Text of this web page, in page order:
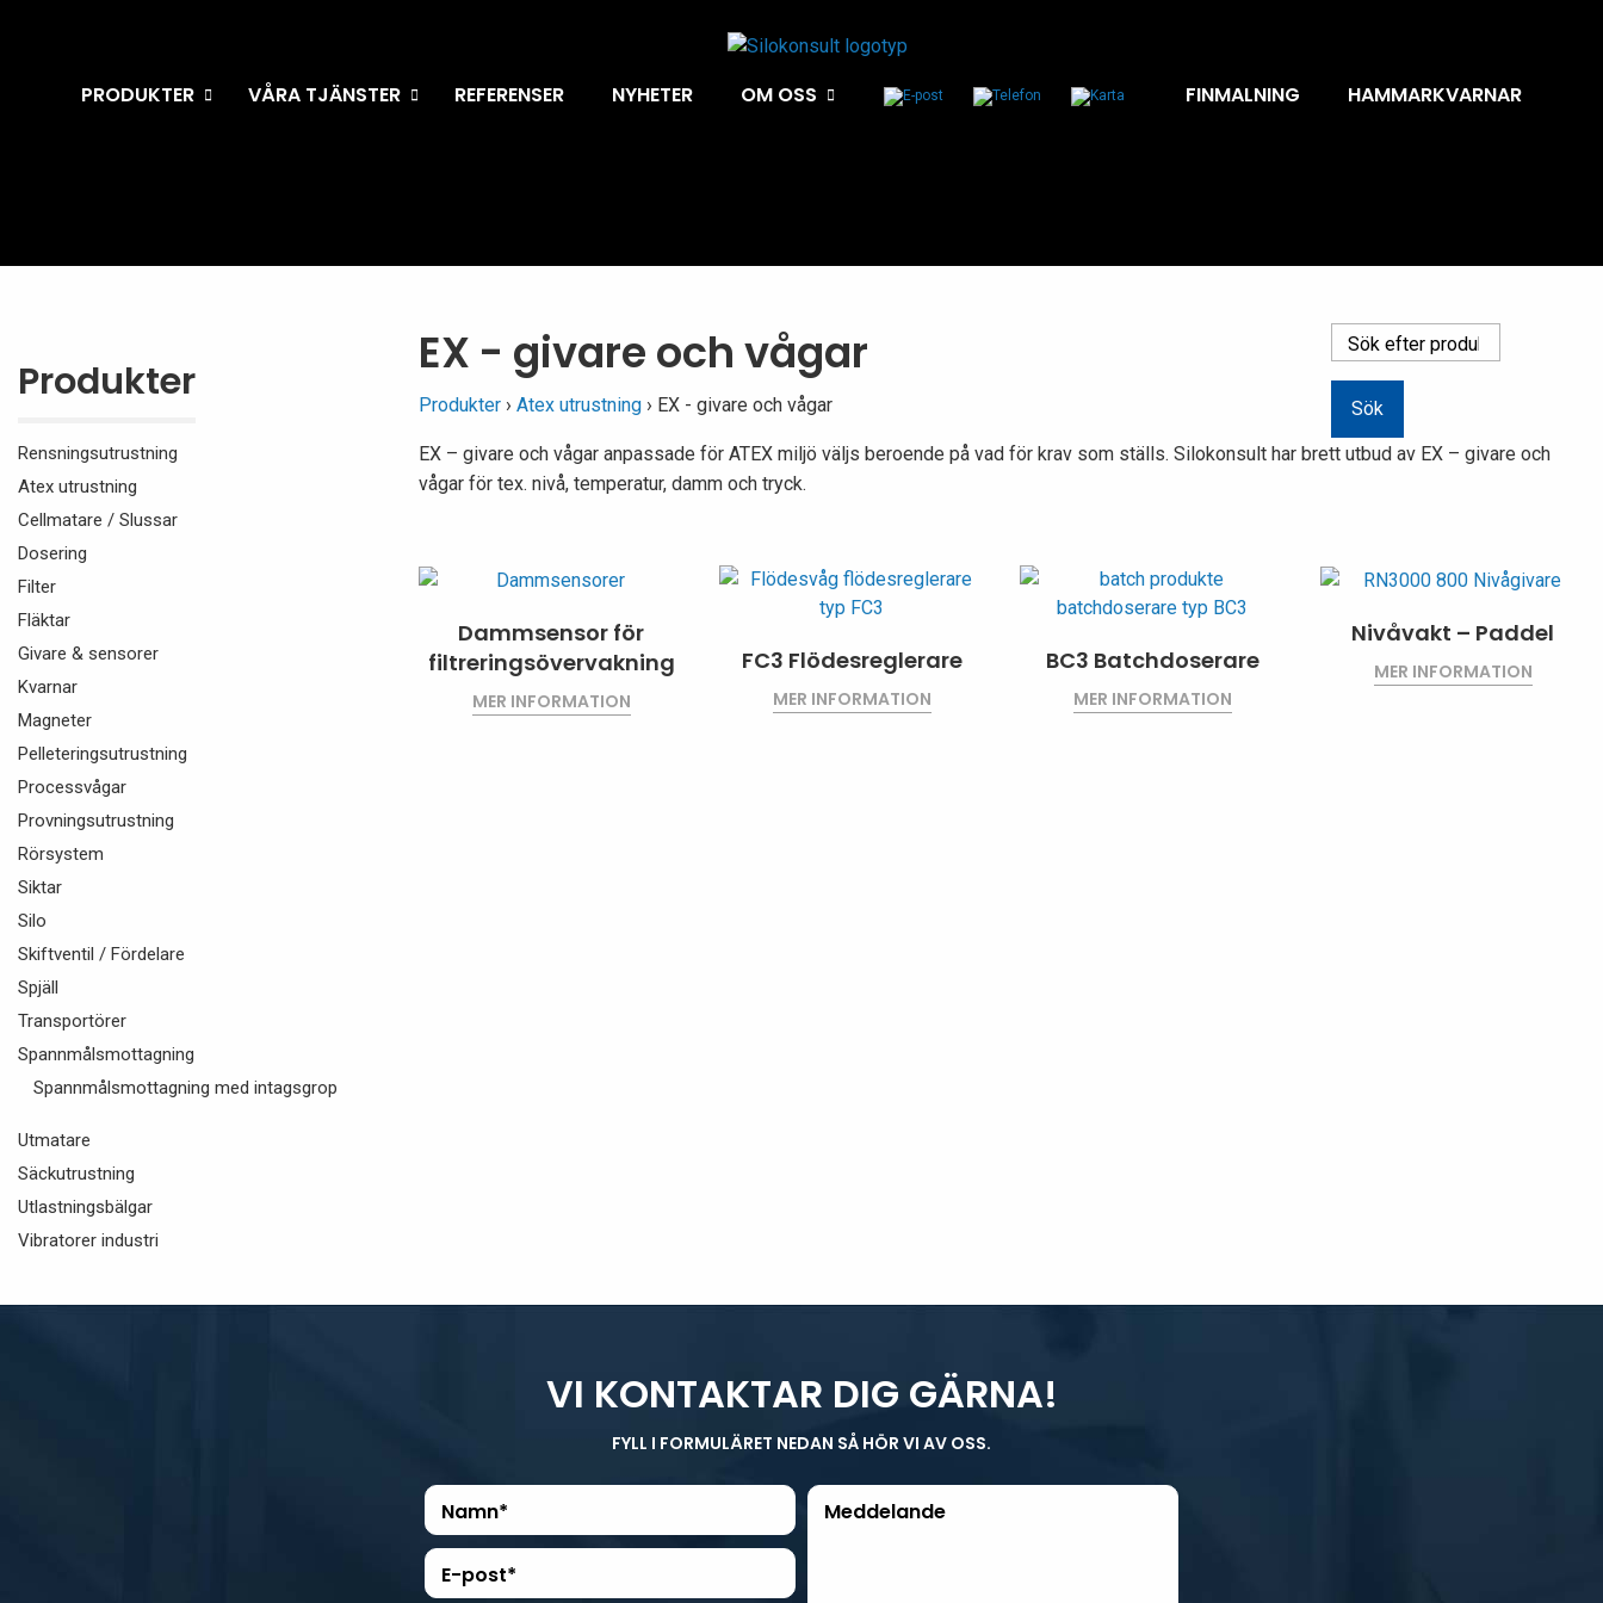
PRODUKTER VÅRA TJÄNSTER REFERENSER NYHETER OM OSS FINMALNING HAMMARKVARNAR
Produkter
Rensningsutrustning
Atex utrustning
Cellmatare / Slussar
Dosering
Filter
Fläktar
Givare & sensorer
Kvarnar
Magneter
Pelleteringsutrustning
Processvågar
Provningsutrustning
Rörsystem
Siktar
Silo
Skiftventil / Fördelare
Spjäll
Transportörer
Spannmålsmottagning
Spannmålsmottagning med intagsgrop
Utmatare
Säckutrustning
Utlastningsbälgar
Vibratorer industri
EX - givare och vågar
Search
for:
Produkter › Atex utrustning › EX - givare och vågar
EX – givare och vågar anpassade för ATEX miljö väljs beroende på vad för krav som ställs. Silokonsult har brett utbud av EX – givare och
vågar för tex. nivå, temperatur, damm och tryck.
Dammsensor för
filtreringsövervakning
MER INFORMATION
FC3 Flödesreglerare
MER INFORMATION
BC3 Batchdoserare
MER INFORMATION
Nivåvakt – Paddel
MER INFORMATION
VI KONTAKTAR DIG GÄRNA!
FYLL I FORMULÄRET NEDAN SÅ HÖR VI AV OSS.